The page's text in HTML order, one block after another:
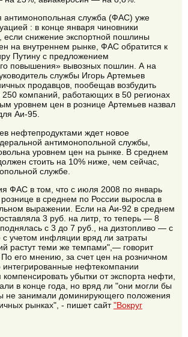
антимонопольная служба (ФАС) уже
: в конце января чиновники
если снижение экспортной пошлины
на внутреннем рынке, ФАС обратится к
Путину с предложением
повышения» вывозных пошлин. А на
службы Игорь Артемьев
продавцов, пообещав возбудить
250 компаний, работающих в 50 регионах
уровнем цен в рознице Артемьев назвал
Аи-95.
нефтепродуктами ждет новое
антимонопольной службы,
уровнем цен на рынке. В среднем
стоить на 10% ниже, чем сейчас,
службе.
ФАС в том, что с июля 2008 по январь
в среднем по России выросла в
выражении. Если на Аи-92 в среднем
3 руб. на литр, то теперь — 8
с 3 до 7 руб., на дизтопливо — с
учетом инфляции вряд ли затраты
растут теми же темпами",— говорит
его мнению, за счет цен на розничном
интегрированные нефтекомпании
убытки от экспорта нефти,
в конце года, но вряд ли "они могли бы
не занимали доминирующего положения
рынках", - пишет сайт"Вокруг